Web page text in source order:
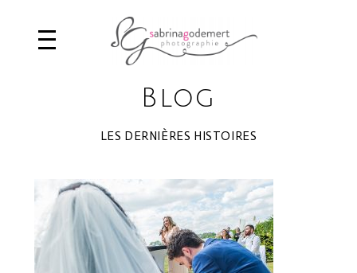
Blog
LES DERNIÈRES HISTOIRES